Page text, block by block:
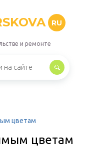
RU
и ремонте
цветам
цветам